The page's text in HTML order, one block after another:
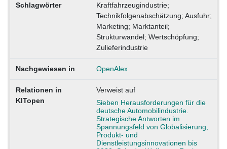
Schlagwörter
Kraftfahrzeugindustrie;
Technikfolgenabschätzung; Ausfuhr;
Marketing; Marktanteil;
Strukturwandel; Wertschöpfung;
Zulieferindustrie
Nachgewiesen in OpenAlex
Relationen in
KITopen
Verweist auf
Sieben Herausforderungen für die
deutsche Automobilindustrie.
Strategische Antworten im
Spannungsfeld von Globalisierung,
Produkt- und
Dienstleistungsinnovationen bis